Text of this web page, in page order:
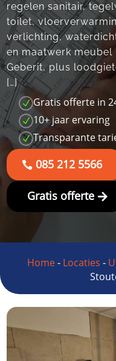
regelen sanitair,
toilet,
verlichting,
en maatwerk meubel
Geberit, plus
[…]
N Gratis offerte in
N 10+ jaar ervaring
N Transparante
085 212 5566
Gratis offerte
Home- Locaties -